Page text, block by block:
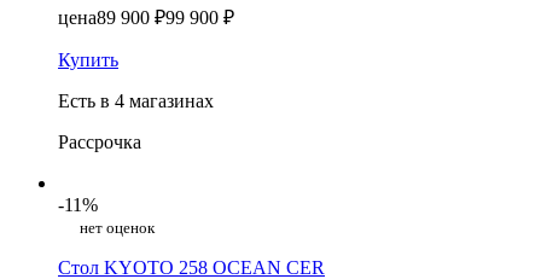
цена89 900 ₽99 900 ₽
Купить
Есть в 4 магазинах
Рассрочка
-11%
нет оценок
Стол KYOTO 258 OCEAN CER